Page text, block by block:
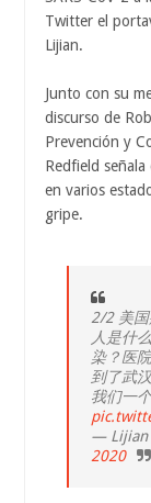
Twitter el
Lijian.
Junto con su
discurso de
Prevención y
Redfield
en varios
gripe.
2/2 美
人是什
染？医
到了武
我们一
— Lijian
2020